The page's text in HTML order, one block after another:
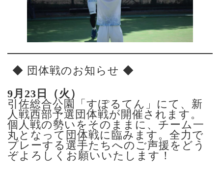
◆ 団体戦のお知らせ ◆
9月23日（火）
引佐総合公園「すぽるてん」にて、新
人戦西部予選団体戦が開催されます。
個人戦の勢いをそのままに、チーム一
丸となって団体戦に臨みます。全力で
プレーする選手たちへのご声援をどう
ぞよろしくお願いいたします！